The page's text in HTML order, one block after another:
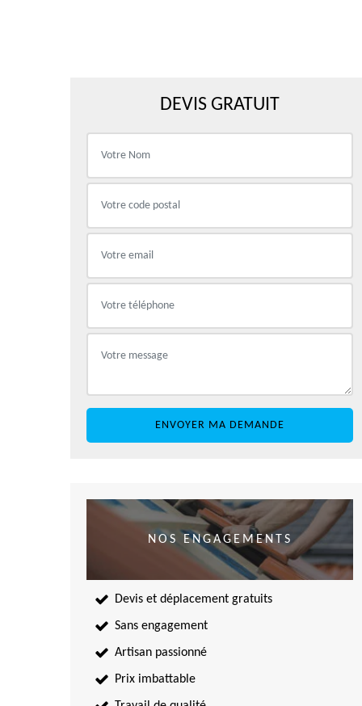
DEVIS GRATUIT
NOS ENGAGEMENTS
Devis et déplacement gratuits
Sans engagement
Artisan passionné
Prix imbattable